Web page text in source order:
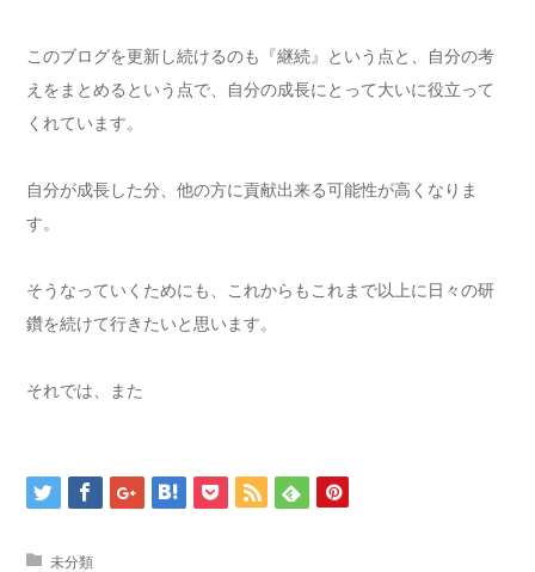
このブログを更新し続けるのも『継続』という点と、自分の考
えをまとめるという点で、自分の成長にとって大いに役立って
くれています。
自分が成長した分、他の方に貢献出来る可能性が高くなりま
す。
そうなっていくためにも、これからもこれまで以上に日々の研
鑽を続けて行きたいと思います。
それでは、また
未分類